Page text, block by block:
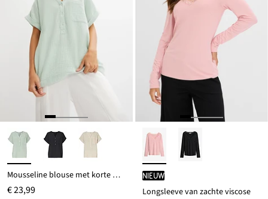
Mousseline blouse met korte mouwen
€ 23,99
Nieuw
Longsleeve van zachte viscose